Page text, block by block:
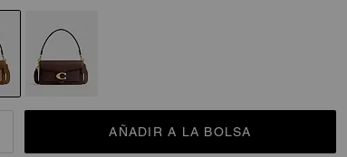
AÑADIR A LA BOLSA